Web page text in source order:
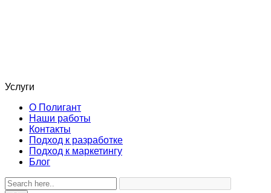
Услуги
О Полигант
Наши работы
Контакты
Подход к разработке
Подход к маркетингу
Блог